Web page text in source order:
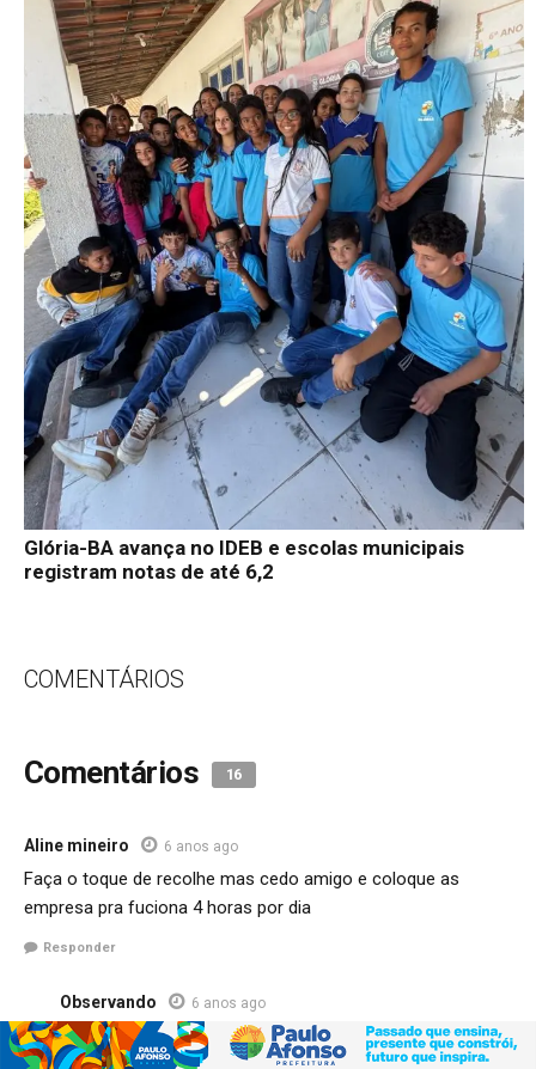
Glória-BA avança no IDEB e escolas municipais
registram notas de até 6,2
COMENTÁRIOS
Comentários 16
Aline mineiro 6 anos ago
Faça o toque de recolhe mas cedo amigo e coloque as
empresa pra fuciona 4 horas por dia
Responder
Observando 6 anos ago
Como se isso fosse resolver alguma coisa